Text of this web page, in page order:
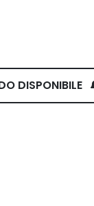
DISPONIBILE